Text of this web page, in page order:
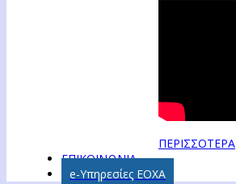
ΠΕΡΙΣΣΟΤΕΡΑ
ΕΠΙΚΟΙΝΩΝΙΑ
e-Υπηρεσίες ΕΟΧΑ